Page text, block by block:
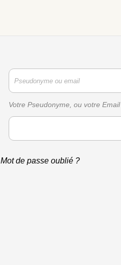
Votre Pseudonyme, ou votre Email
Mot de passe oublié ?